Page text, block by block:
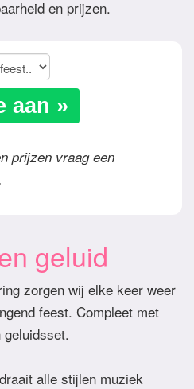
en prijzen.
aan »
prijzen vraag een
geluid
zorgen wij elke keer weer
feest. Compleet met
alle stijlen muziek